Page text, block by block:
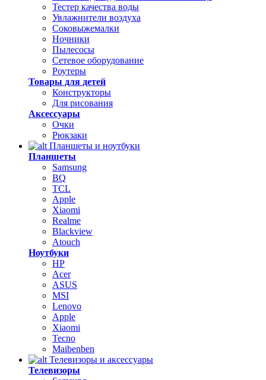
Тестер качества воды
Увлажнители воздуха
Соковыжемалки
Ночники
Пылесосы
Сетевое оборудование
Роутеры
Товары для детей
Конструкторы
Для рисования
Аксессуары
Очки
Рюкзаки
Планшеты и ноутбуки
Планшеты
Samsung
BQ
TCL
Apple
Xiaomi
Realme
Blackview
Atouch
Ноутбуки
HP
Acer
ASUS
MSI
Lenovo
Apple
Xiaomi
Tecno
Maibenben
Телевизоры и аксессуары
Телевизоры